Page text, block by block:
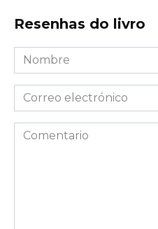
Resenhas do livro
Nombre
*
Correo
electrónico
*Comentario